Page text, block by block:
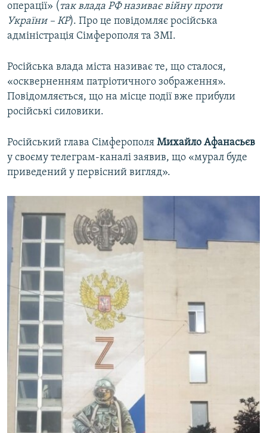
операції» ( так влада РФ називає війну проти
України – КР). Про це повідомляє російська
адміністрація Сімферополя та ЗМІ.
Російська влада міста називає те, що сталося,
«оскверненням патріотичного зображення».
Повідомляється, що на місце події вже прибули
російські силовики.
Російський глава Сімферополя Михайло Афанасьєв
у своєму телеграм-каналі заявив, що «мурал буде
приведений у первісний вигляд».